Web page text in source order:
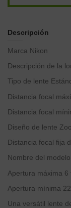
Descripción
Marca Nikon
Descripción de la
Tipo de lente
Distancia focal
Distancia focal
Diseño de lente
Distancia focal fija
Nombre del modelo
Apertura máxima 6
Apertura mínima
Una versátil lente